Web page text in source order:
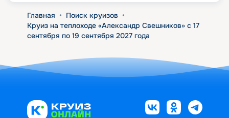
Главная • Поиск круизов •
Круиз на теплоходе «Александр Свешников» с 17
сентября по 19 сентября 2027 года